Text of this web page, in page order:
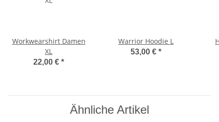
Workwearshirt Damen
XL
22,00 € *
Warrior Hoodie L
53,00 € *
Ähnliche Artikel